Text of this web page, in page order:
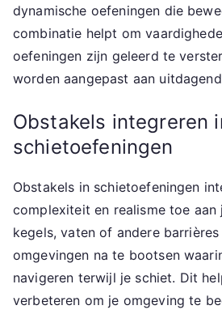
dynamische oefeningen die
combinatie helpt om
oefeningen zijn geleerd te
worden aangepast aan
Obstakels integreren
schietoefeningen
Obstakels in schietoefeningen
complexiteit en realisme toe aan
kegels, vaten of andere
omgevingen na te bootsen
navigeren terwijl je schiet. Dit
verbeteren om je omgeving te